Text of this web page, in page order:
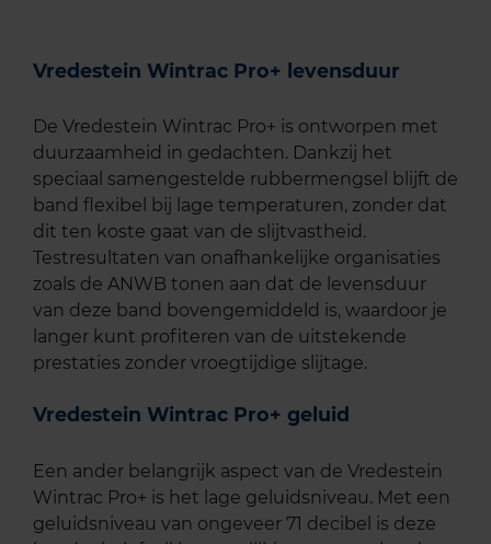
Vredestein Wintrac Pro+ levensduur
De Vredestein Wintrac Pro+ is ontworpen met
duurzaamheid in gedachten. Dankzij het
speciaal samengestelde rubbermengsel blijft de
band flexibel bij lage temperaturen, zonder dat
dit ten koste gaat van de slijtvastheid.
Testresultaten van onafhankelijke organisaties
zoals de ANWB tonen aan dat de levensduur
van deze band bovengemiddeld is, waardoor je
langer kunt profiteren van de uitstekende
prestaties zonder vroegtijdige slijtage.
Vredestein Wintrac Pro+ geluid
Een ander belangrijk aspect van de Vredestein
Wintrac Pro+ is het lage geluidsniveau. Met een
geluidsniveau van ongeveer 71 decibel is deze